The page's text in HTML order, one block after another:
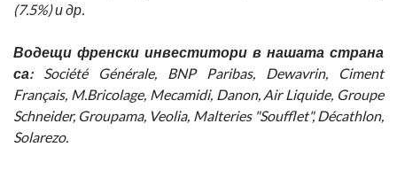
(7.5%) и др.
Водещи френски инвеститори в нашата страна
са: Société Générale, BNP Paribas, Dewavrin, Ciment
Français, M.Bricolage, Mecamidi, Danon, Air Liquide, Groupe
Schneider, Groupama, Veolia, Malteries "Soufflet", Décathlon,
Solarezo.